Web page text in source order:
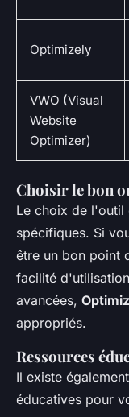
Optimizely
VWO (Visual
Website
Optimizer)
Choisir le bon
Le choix de l'outil
spécifiques. Si
être un bon point
facilité
avancées,
appropriés.
Ressources
Il existe
éducatives pour